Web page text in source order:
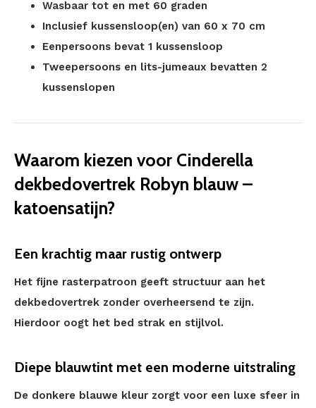
Wasbaar tot en met 60 graden
Inclusief kussensloop(en) van 60 x 70 cm
Eenpersoons bevat 1 kussensloop
Tweepersoons en lits-jumeaux bevatten 2
kussenslopen
Waarom kiezen voor Cinderella
dekbedovertrek Robyn blauw –
katoensatijn?
Een krachtig maar rustig ontwerp
Het fijne rasterpatroon geeft structuur aan het
dekbedovertrek zonder overheersend te zijn.
Hierdoor oogt het bed strak en stijlvol.
Diepe blauwtint met een moderne uitstraling
De donkere blauwe kleur zorgt voor een luxe sfeer in